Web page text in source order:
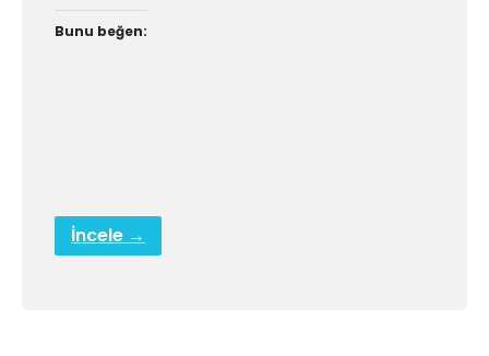
Bunu beğen:
İncele →